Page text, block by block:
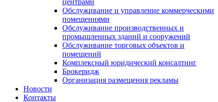
центрами
Обслуживание и управление коммерческими
помещениями
Обслуживание производственных и
промышленных зданий и сооружений
Обслуживание торговых объектов и
помещений
Комплексный юридический консалтинг
Брокеридж
Организация размещения рекламы
Новости
Контакты